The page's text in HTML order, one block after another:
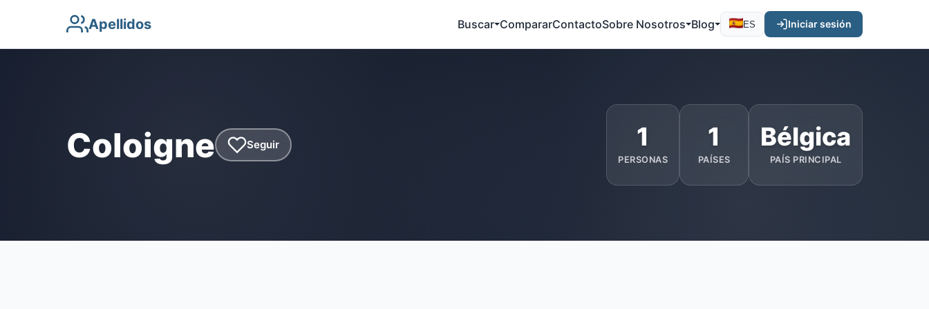
Apellidos Buscar CompararContactoSobre Nosotros Blog ES Iniciar sesión
Coloigne Seguir 1
PERSONAS
1
PAÍSES
Bélgica
PAÍS PRINCIPAL